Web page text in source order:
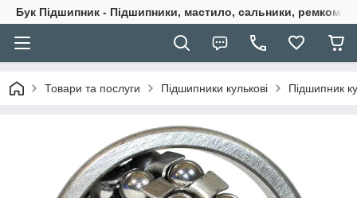
Бук Підшипник - Підшипники, мастило, сальники,
Товари та послуги Підшипники кулькові Підшипник